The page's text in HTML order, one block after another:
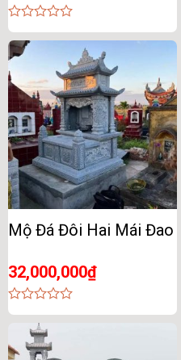
0
out
of
5
Mộ Đá Đôi Hai Mái Đao
32,000,000₫
0
5